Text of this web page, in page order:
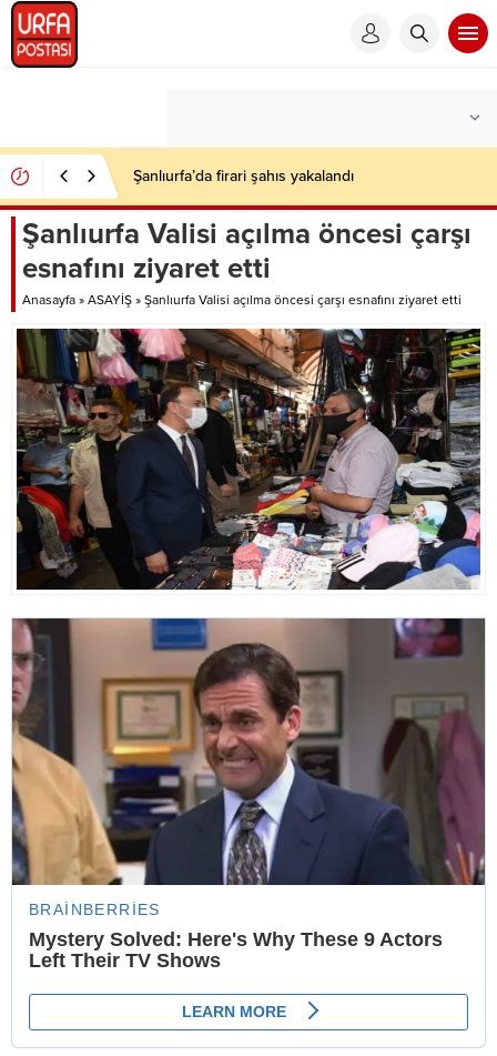
Şanlıurfa’da firari şahıs yakalandı
Şanlıurfa Valisi açılma öncesi çarşı
esnafını ziyaret etti
Anasayfa » ASAYİŞ » Şanlıurfa Valisi açılma öncesi çarşı esnafını ziyaret etti